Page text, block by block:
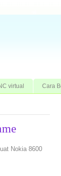
virtual Cara
Nokia 8600